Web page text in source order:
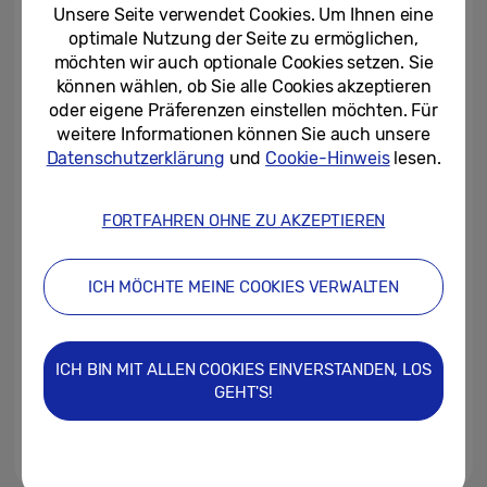
22/09/2025
Samsung startet offizielle
Einführung von One UI 8 auf
Galaxy Geräten
Datensicherheit: Wie Samsung
Nutzern die Kontrolle überlässt
Galaxy S25 FE ist da
Unsere Seite verwendet Cookies. Um Ihnen eine
optimale Nutzung der Seite zu ermöglichen,
möchten wir auch optionale Cookies setzen. Sie
können wählen, ob Sie alle Cookies akzeptieren
oder eigene Präferenzen einstellen möchten. Für
weitere Informationen können Sie auch unsere
Datenschutzerklärung und Cookie-Hinweislesen.
FORTFAHREN OHNE ZU AKZEPTIEREN
ICH MÖCHTE MEINE COOKIES VERWALTEN
ICH BIN MIT ALLEN COOKIES EINVERSTANDEN, LOS
GEHT'S!